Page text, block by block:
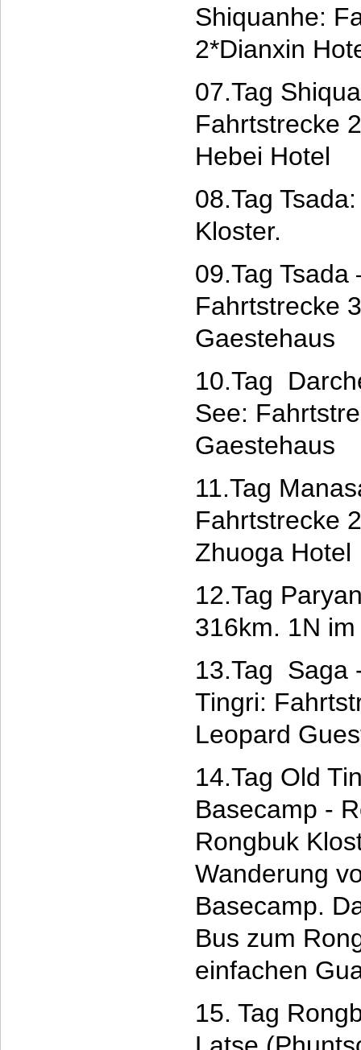
Shiquanhe:
2*Dianxin
07.Tag
Fahrtstrecke
Hebei Hotel
08.Tag
Kloster.
09.Tag
Fahrtstrecke
Gaestehaus
10.Tag
See:
Gaestehaus
11.Tag
Fahrtstrecke
Zhuoga Hotel
12.Tag
316km. 1N
13.Tag Saga
Tingri:
Leopard
14.Tag Old
Basecamp -
Rongbuk
Wanderung
Basecamp.
Bus zum
einfachen
15. Tag